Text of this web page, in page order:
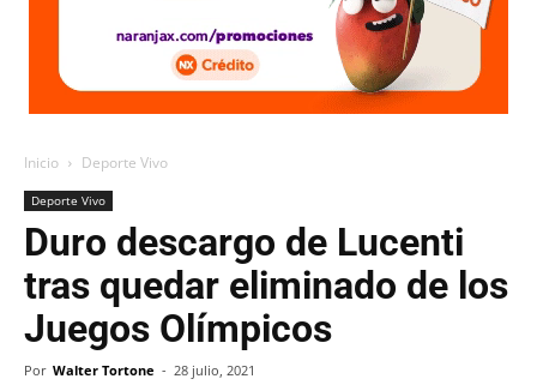
Inicio Deporte Vivo
Deporte Vivo
Duro descargo de Lucenti
tras quedar eliminado de los
Juegos Olímpicos
Por Walter Tortone - 28 julio, 2021